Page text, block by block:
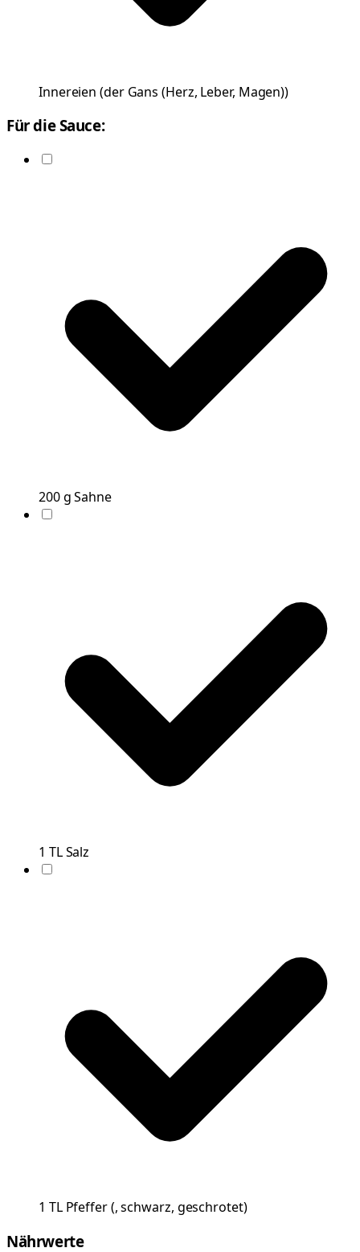
Innereien (der Gans (Herz, Leber, Magen))
Für die Sauce:
200g Sahne
1 TLSalz
1 TL Pfeffer(, schwarz, geschrotet)
Nährwerte